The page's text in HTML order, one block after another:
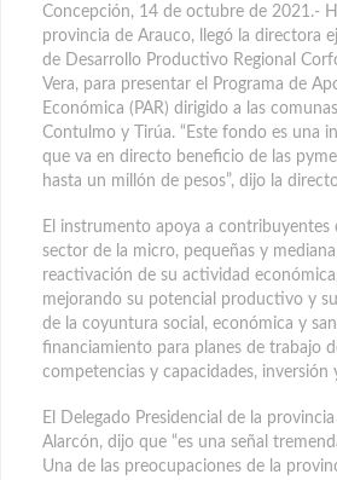
Concepción, 14 de octubre de 2021.-
provincia de Arauco, llegó la directora
de Desarrollo Productivo Regional
Vera, para presentar el Programa de
Económica (PAR) dirigido a las
Contulmo y Tirúa. “Este fondo es una
que va en directo beneficio de las
hasta un millón de pesos”, dijo la
El instrumento apoya a contribuyentes
sector de la micro, pequeñas y
reactivación de su actividad
mejorando su potencial productivo y
de la coyuntura social, económica y
financiamiento para planes de trabajo
competencias y capacidades, inversión
El Delegado Presidencial de la
Alarcón, dijo que “es una señal
Una de las preocupaciones de la